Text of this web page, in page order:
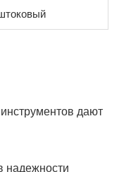
дают
надежности